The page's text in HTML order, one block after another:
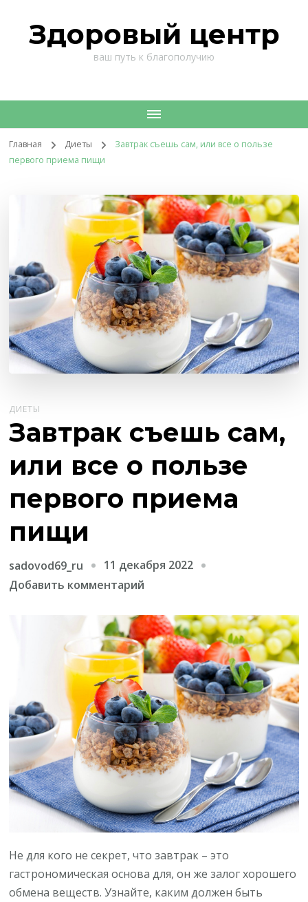
Здоровый центр
ваш путь к благополучию
Главная Диеты
Завтрак съешь сам, или все о пользе
первого приема пищи
ДИЕТЫ
Завтрак съешь сам,
или все о пользе
первого приема
пищи
sadovod69_ru
11 декабря 2022
Добавить комментарий
Завтрак
съешь
сам,
или
все
о
пользе
первого
приема
Не для кого не секрет, что завтрак – это
гастрономическая основа для, он же залог хорошего
обмена веществ. Узнайте, каким должен быть